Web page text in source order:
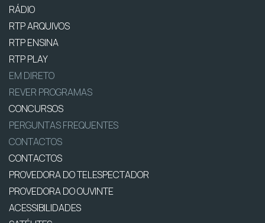
RÁDIO
RTP ARQUIVOS
RTP ENSINA
RTP PLAY
EM DIRETO
REVER PROGRAMAS
CONCURSOS
PERGUNTAS FREQUENTES
CONTACTOS
CONTACTOS
PROVEDORA DO TELESPECTADOR
PROVEDORA DO OUVINTE
ACESSIBILIDADES